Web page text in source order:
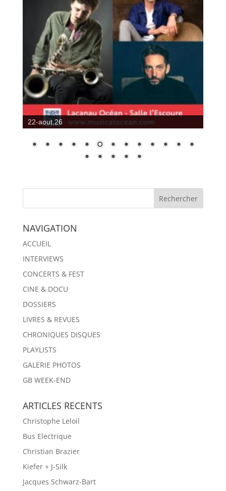
22-aout.26
NAVIGATION
ACCUEIL
INTERVIEWS
CONCERTS & FEST
CINE & DOCU
DOSSIERS
LIVRES & REVUES
CHRONIQUES DISQUES
PLAYLISTS
GALERIE PHOTOS
GB WEEK-END
ARTICLES RECENTS
Christophe Leloil
Bus Electrique
Christian Brazier
Kiefer + J-Silk
Jacques Schwarz-Bart